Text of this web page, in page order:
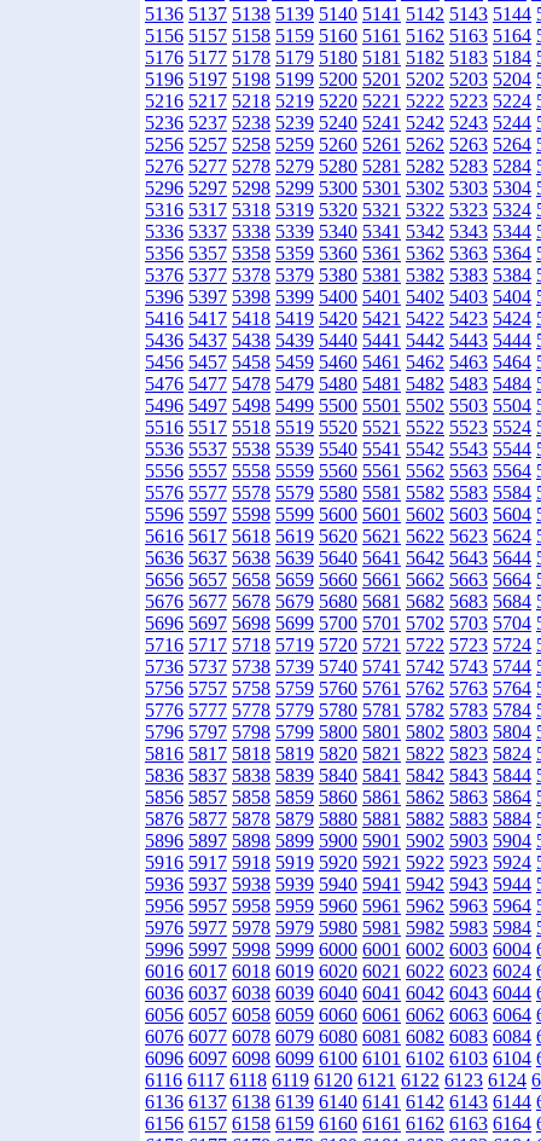
5136 5137 5138 5139 5140 5141 5142 5143 5144
5156 5157 5158 5159 5160 5161 5162 5163 5164
5176 5177 5178 5179 5180 5181 5182 5183 5184
5196 5197 5198 5199 5200 5201 5202 5203 5204
5216 5217 5218 5219 5220 5221 5222 5223 5224
5236 5237 5238 5239 5240 5241 5242 5243 5244
5256 5257 5258 5259 5260 5261 5262 5263 5264
5276 5277 5278 5279 5280 5281 5282 5283 5284
5296 5297 5298 5299 5300 5301 5302 5303 5304
5316 5317 5318 5319 5320 5321 5322 5323 5324
5336 5337 5338 5339 5340 5341 5342 5343 5344
5356 5357 5358 5359 5360 5361 5362 5363 5364
5376 5377 5378 5379 5380 5381 5382 5383 5384
5396 5397 5398 5399 5400 5401 5402 5403 5404
5416 5417 5418 5419 5420 5421 5422 5423 5424
5436 5437 5438 5439 5440 5441 5442 5443 5444
5456 5457 5458 5459 5460 5461 5462 5463 5464
5476 5477 5478 5479 5480 5481 5482 5483 5484
5496 5497 5498 5499 5500 5501 5502 5503 5504
5516 5517 5518 5519 5520 5521 5522 5523 5524
5536 5537 5538 5539 5540 5541 5542 5543 5544
5556 5557 5558 5559 5560 5561 5562 5563 5564
5576 5577 5578 5579 5580 5581 5582 5583 5584
5596 5597 5598 5599 5600 5601 5602 5603 5604
5616 5617 5618 5619 5620 5621 5622 5623 5624
5636 5637 5638 5639 5640 5641 5642 5643 5644
5656 5657 5658 5659 5660 5661 5662 5663 5664
5676 5677 5678 5679 5680 5681 5682 5683 5684
5696 5697 5698 5699 5700 5701 5702 5703 5704
5716 5717 5718 5719 5720 5721 5722 5723 5724
5736 5737 5738 5739 5740 5741 5742 5743 5744
5756 5757 5758 5759 5760 5761 5762 5763 5764
5776 5777 5778 5779 5780 5781 5782 5783 5784
5796 5797 5798 5799 5800 5801 5802 5803 5804
5816 5817 5818 5819 5820 5821 5822 5823 5824
5836 5837 5838 5839 5840 5841 5842 5843 5844
5856 5857 5858 5859 5860 5861 5862 5863 5864
5876 5877 5878 5879 5880 5881 5882 5883 5884
5896 5897 5898 5899 5900 5901 5902 5903 5904
5916 5917 5918 5919 5920 5921 5922 5923 5924
5936 5937 5938 5939 5940 5941 5942 5943 5944
5956 5957 5958 5959 5960 5961 5962 5963 5964
5976 5977 5978 5979 5980 5981 5982 5983 5984
5996 5997 5998 5999 6000 6001 6002 6003 6004
6016 6017 6018 6019 6020 6021 6022 6023 6024
6036 6037 6038 6039 6040 6041 6042 6043 6044
6056 6057 6058 6059 6060 6061 6062 6063 6064
6076 6077 6078 6079 6080 6081 6082 6083 6084
6096 6097 6098 6099 6100 6101 6102 6103 6104
6116 6117 6118 6119 6120 6121 6122 6123 6124
6136 6137 6138 6139 6140 6141 6142 6143 6144
6156 6157 6158 6159 6160 6161 6162 6163 6164